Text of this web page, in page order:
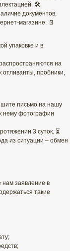
🛠️
документов,
магазине. 📄
упаковке и в
на
отливанты, пробники,
письмо на нашу
нему фотографии
3 суток. ⏳
из ситуации – обмен
нам заявление в
такие